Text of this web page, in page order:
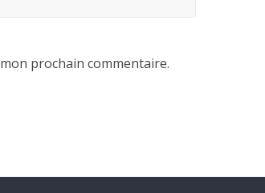
prochain commentaire.